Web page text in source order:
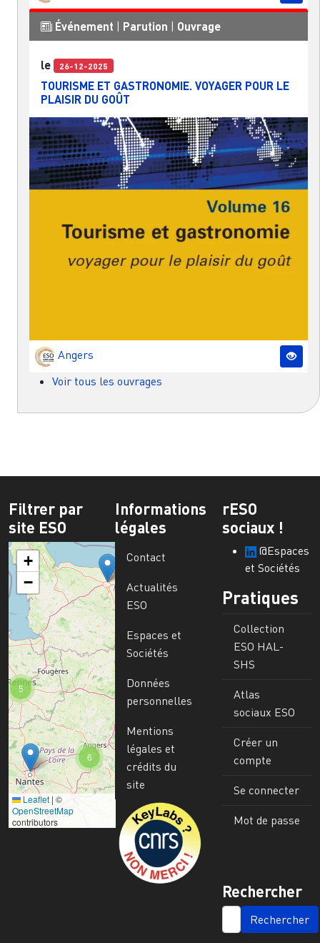
Événement Parution Ouvrage
le 26-12-2025
TOURISME ET GASTRONOMIE. VOYAGER POUR LE
PLAISIR DU GOÛT
Angers
Voir tous les ouvrages
Filtrer par
site ESO
6
5
+
−
Leaflet | ©
OpenStreetMap
contributors
Informations
légales
Contact
Actualités
ESO
Espaces et
Sociétés
Données
personnelles
Mentions
légales et
crédits du
site
Image
rESO
sociaux !
@Espaces
et Sociétés
Pratiques
Collection
ESO HAL-
SHS
Atlas
sociaux ESO
Créer un
compte
Se connecter
Mot de passe
Rechercher
SEARCH